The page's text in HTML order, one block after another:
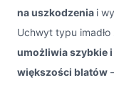
na uszkodzenia i
Uchwyt typu
umożliwia szybkie
większości blatów